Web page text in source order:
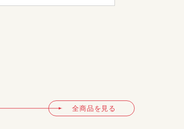
全商品を見る